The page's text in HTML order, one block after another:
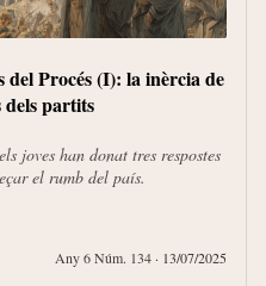
Procés (I): la inèrcia de
dels partits
joves han donat tres respostes
el rumb del país.
Any 6 Núm. 134 · 13/07/2025